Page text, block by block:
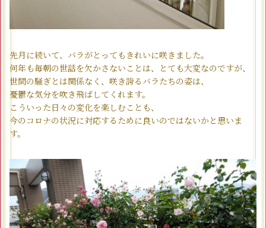
先月に続いて、バラがとってもきれいに咲きました。
何年も毎朝の世話を欠かさないことは、とても大変なのですが、
世間の騒ぎとは関係なく、咲き誇るバラたちの姿は、
憂鬱な気分を吹き飛ばしてくれます。
こういった日々の変化を楽しむことも、
今のコロナの状況に対応するために良いのではないかと思いま
す。